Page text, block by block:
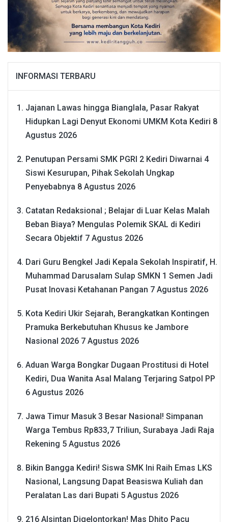
INFORMASI TERBARU
Jajanan Lawas hingga Bianglala, Pasar Rakyat
Hidupkan Lagi Denyut Ekonomi UMKM Kota Kediri 8
Agustus 2026
Penutupan Persami SMK PGRI 2 Kediri Diwarnai 4
Siswi Kesurupan, Pihak Sekolah Ungkap
Penyebabnya 8 Agustus 2026
Catatan Redaksional ; Belajar di Luar Kelas Malah
Beban Biaya? Mengulas Polemik SKAL di Kediri
Secara Objektif 7 Agustus 2026
Dari Guru Bengkel Jadi Kepala Sekolah Inspiratif, H.
Muhammad Darusalam Sulap SMKN 1 Semen Jadi
Pusat Inovasi Ketahanan Pangan 7 Agustus 2026
Kota Kediri Ukir Sejarah, Berangkatkan Kontingen
Pramuka Berkebutuhan Khusus ke Jambore
Nasional 2026 7 Agustus 2026
Aduan Warga Bongkar Dugaan Prostitusi di Hotel
Kediri, Dua Wanita Asal Malang Terjaring Satpol PP
6 Agustus 2026
Jawa Timur Masuk 3 Besar Nasional! Simpanan
Warga Tembus Rp833,7 Triliun, Surabaya Jadi Raja
Rekening 5 Agustus 2026
Bikin Bangga Kediri! Siswa SMK Ini Raih Emas LKS
Nasional, Langsung Dapat Beasiswa Kuliah dan
Peralatan Las dari Bupati 5 Agustus 2026
216 Alsintan Digelontorkan! Mas Dhito Pacu